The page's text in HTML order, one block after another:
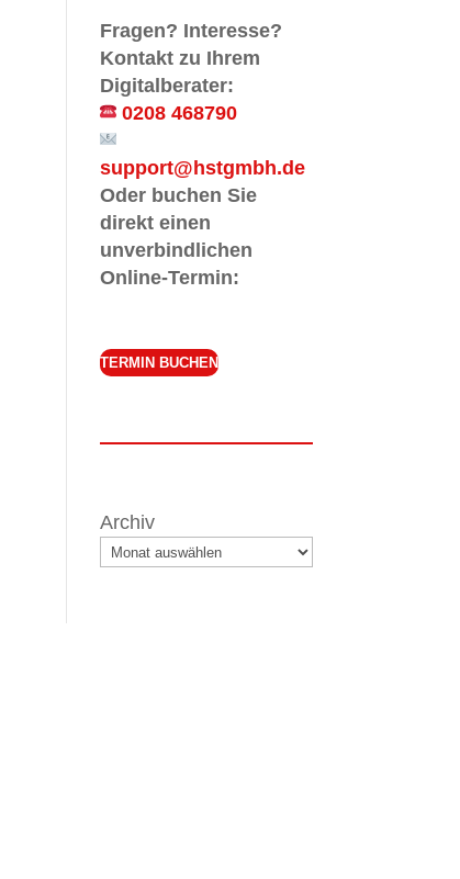
Fragen? Interesse?
Kontakt zu Ihrem
Digitalberater:
0208 468790
support@hstgmbh.de
Oder buchen Sie
direkt einen
unverbindlichen
Online-Termin:
TERMIN BUCHEN
Archiv